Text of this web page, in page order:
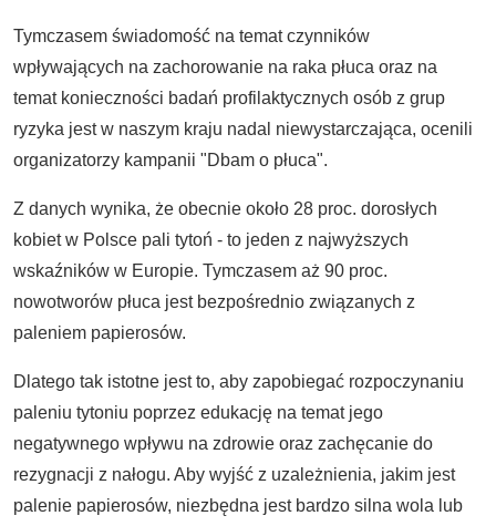
Tymczasem świadomość na temat czynników
wpływających na zachorowanie na raka płuca oraz na
temat konieczności badań profilaktycznych osób z grup
ryzyka jest w naszym kraju nadal niewystarczająca, ocenili
organizatorzy kampanii "Dbam o płuca".
Z danych wynika, że obecnie około 28 proc. dorosłych
kobiet w Polsce pali tytoń - to jeden z najwyższych
wskaźników w Europie. Tymczasem aż 90 proc.
nowotworów płuca jest bezpośrednio związanych z
paleniem papierosów.
Dlatego tak istotne jest to, aby zapobiegać rozpoczynaniu
paleniu tytoniu poprzez edukację na temat jego
negatywnego wpływu na zdrowie oraz zachęcanie do
rezygnacji z nałogu. Aby wyjść z uzależnienia, jakim jest
palenie papierosów, niezbędna jest bardzo silna wola lub